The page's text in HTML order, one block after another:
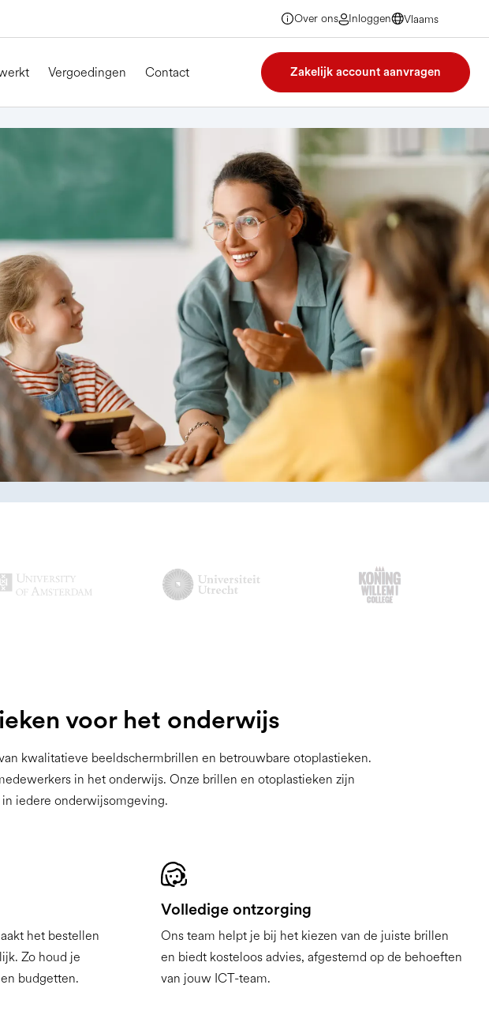
Over ons Inloggen
Vlaams
Vlaams
Vlaams
Vergoedingen Contact Zakelijk account aanvragen
voor het onderwijs
kwalitatieve beeldschermbrillen en betrouwbare otoplastieken.
in het onderwijs. Onze brillen en otoplastieken zijn
iedere onderwijsomgeving.
het bestellen
Zo houd je
budgetten.
Volledige ontzorging
Ons team helpt je bij het kiezen van de juiste brillen
en biedt kosteloos advies, afgestemd op de behoeften
van jouw ICT-team.